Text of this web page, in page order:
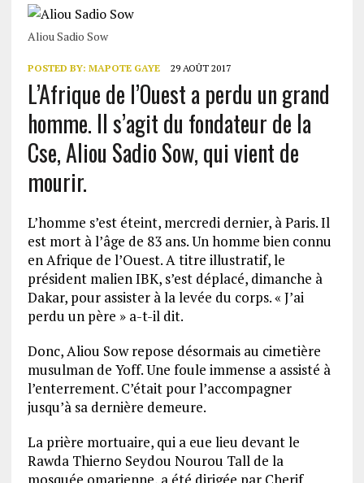
Aliou Sadio Sow
POSTED BY: MAPOTE GAYE 29 AOÛT 2017
L’Afrique de l’Ouest a perdu un grand
homme. Il s’agit du fondateur de la
Cse, Aliou Sadio Sow, qui vient de
mourir.
L’homme s’est éteint, mercredi dernier, à Paris. Il
est mort à l’âge de 83 ans. Un homme bien connu
en Afrique de l’Ouest. A titre illustratif, le
président malien IBK, s’est déplacé, dimanche à
Dakar, pour assister à la levée du corps. « J’ai
perdu un père » a-t-il dit.
Donc, Aliou Sow repose désormais au cimetière
musulman de Yoff. Une foule immense a assisté à
l’enterrement. C’était pour l’accompagner
jusqu’à sa dernière demeure.
La prière mortuaire, qui a eue lieu devant le
Rawda Thierno Seydou Nourou Tall de la